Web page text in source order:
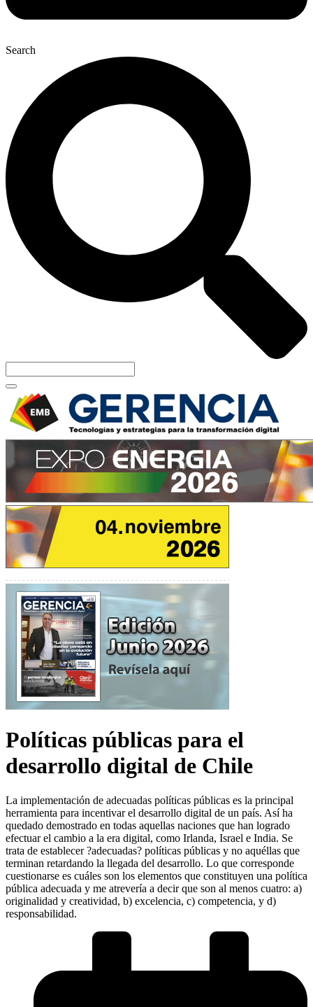
Search
Políticas públicas para el
desarrollo digital de Chile
La implementación de adecuadas políticas públicas es la principal
herramienta para incentivar el desarrollo digital de un país. Así ha
quedado demostrado en todas aquellas naciones que han logrado
efectuar el cambio a la era digital, como Irlanda, Israel e India. Se
trata de establecer ?adecuadas? políticas públicas y no aquéllas que
terminan retardando la llegada del desarrollo. Lo que corresponde
cuestionarse es cuáles son los elementos que constituyen una política
pública adecuada y me atrevería a decir que son al menos cuatro: a)
originalidad y creatividad, b) excelencia, c) competencia, y d)
responsabilidad.